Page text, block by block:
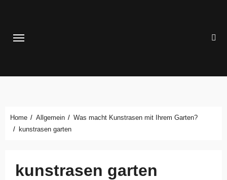
springen
Home Allgemein
Was macht Kunstrasen mit Ihrem Garten?
kunstrasen garten
kunstrasen garten